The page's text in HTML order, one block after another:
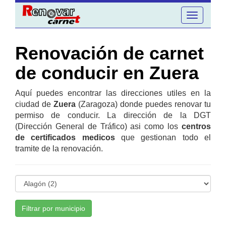
Toggle
navigation
Renovación de carnet
de conducir en Zuera
Aquí puedes encontrar las direcciones utiles en la
ciudad de Zuera (Zaragoza) donde puedes renovar tu
permiso de conducir. La dirección de la DGT
(Dirección General de Tráfico) asi como los centros
de certificados medicosque gestionan todo el
tramite de la renovación.
Filtrar por municipio